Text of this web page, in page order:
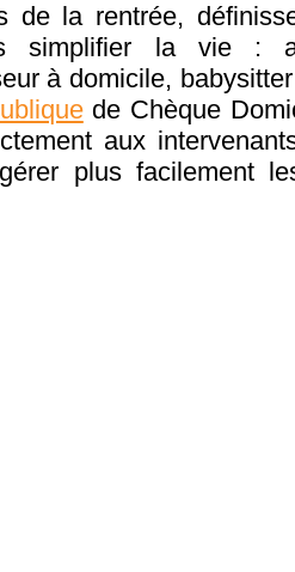
de la rentrée,
simplifier la vie :
à domicile,
de Chèque
aux
plus facilement